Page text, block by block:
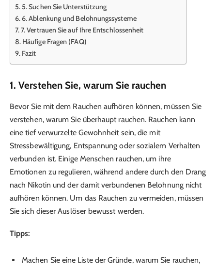
5. Suchen Sie Unterstützung
6. Ablenkung und Belohnungssysteme
7. Vertrauen Sie auf Ihre Entschlossenheit
Häufige Fragen (FAQ)
Fazit
1.Verstehen Sie, warum Sie rauchen
Bevor Sie mit dem Rauchen aufhören können, müssen Sie
verstehen, warum Sie überhaupt rauchen. Rauchen kann
eine tief verwurzelte Gewohnheit sein, die mit
Stressbewältigung, Entspannung oder sozialem Verhalten
verbunden ist. Einige Menschen rauchen, um ihre
Emotionen zu regulieren, während andere durch den Drang
nach Nikotin und der damit verbundenen Belohnung nicht
aufhören können. Um das Rauchen zu vermeiden, müssen
Sie sich dieser Auslöser bewusst werden.
Tipps:
Machen Sie eine Liste der Gründe, warum Sie rauchen,